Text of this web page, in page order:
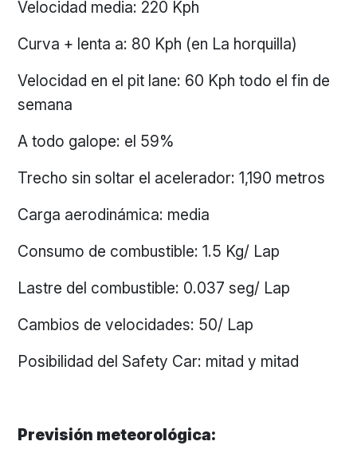
Velocidad media: 220 Kph
Curva + lenta a: 80 Kph (en La horquilla)
Velocidad en el pit lane: 60 Kph todo el fin de
semana
A todo galope: el 59%
Trecho sin soltar el acelerador: 1,190 metros
Carga aerodinámica: media
Consumo de combustible: 1.5 Kg/ Lap
Lastre del combustible: 0.037 seg/ Lap
Cambios de velocidades: 50/ Lap
Posibilidad del Safety Car: mitad y mitad
Previsión meteorológica: